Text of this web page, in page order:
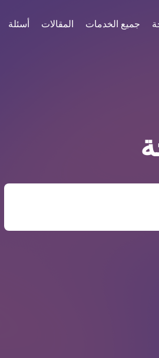
جميع الخدمات المقالات أسئلة